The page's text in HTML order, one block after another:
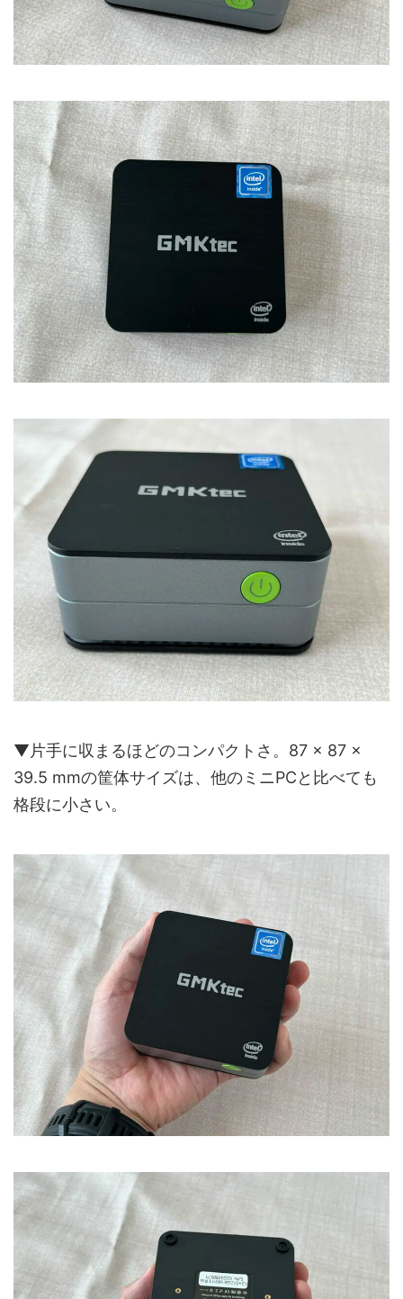
▼片手に収まるほどのコンパクトさ。‎‎87 × 87 ×
39.5 mmの筐体サイズは、他のミニPCと比べても
格段に小さい。